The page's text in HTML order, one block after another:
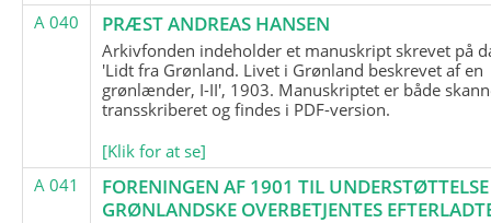
A 040
PRÆST ANDREAS HANSEN
Arkivfonden indeholder et manuskript skrevet på
'Lidt fra Grønland. Livet i Grønland beskrevet af en
grønlænder, I-II', 1903. Manuskriptet er både
transskriberet og findes i PDF-version.
[Klik for at se]
A 041
FORENINGEN AF 1901 TIL
GRØNLANDSKE OVERBETJENTES